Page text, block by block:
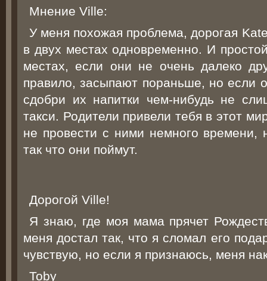
Мнение Ville:
У меня похожая проблема, дорогая
в двух местах одновременно. И
местах, если они не очень далеко
правило, засыпают пораньше, но если
сдобри их напитки чем-нибудь не
такси. Родители привели тебя в этот
не провести с ними немного
так что они поймут.
Дорогой Ville!
Я знаю, где моя мама прячет
меня достал так, что я сломал его
чувствую, но если я признаюсь, меня
Toby